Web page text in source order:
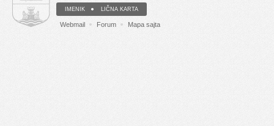
IMENIK LIČNA KARTA
Webmail Forum Mapa sajta